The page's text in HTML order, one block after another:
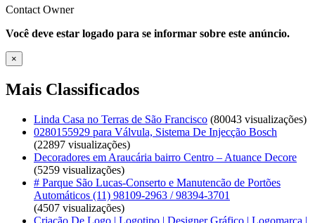
Contact Owner
Você deve estar logado para se informar sobre este anúncio.
×
Mais Classificados
Linda Casa no Terras de São Francisco (80043 visualizações)
0280155929 para Válvula, Sistema De Injecção Bosch
(22897 visualizações)
Decoradores em Araucária bairro Centro – Atuance Decore
(5259 visualizações)
# Parque São Lucas-Conserto e Manutencão de Portões
Automáticos (11) 98109-2963 / 98394-3701
(4507 visualizações)
Criação De Logo | Logotipo | Designer Gráfico | Logomarca |